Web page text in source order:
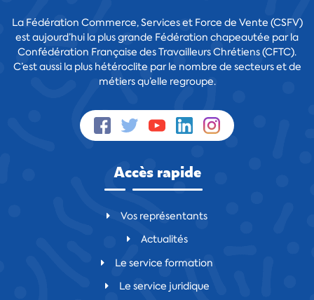
La Fédération Commerce, Services et Force de Vente (CSFV)
est aujourd’hui la plus grande Fédération chapeautée par la
Confédération Française des Travailleurs Chrétiens (CFTC).
C’est aussi la plus hétéroclite par le nombre de secteurs et de
métiers qu’elle regroupe.
Accès rapide
Vos représentants
Actualités
Le service formation
Le service juridique